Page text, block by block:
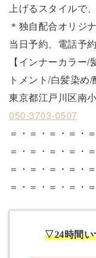
上げるスタイルで
＊独自配合オリジ
当日予約、電話予
【インナーカラー
トメント/白髪染め/
東京都江戸川区南
050-3703-0507
＝・＝・＝・＝・
＝・＝・＝・＝・
＝・＝・＝・＝・
＝・＝・＝・＝・
▽24時間い